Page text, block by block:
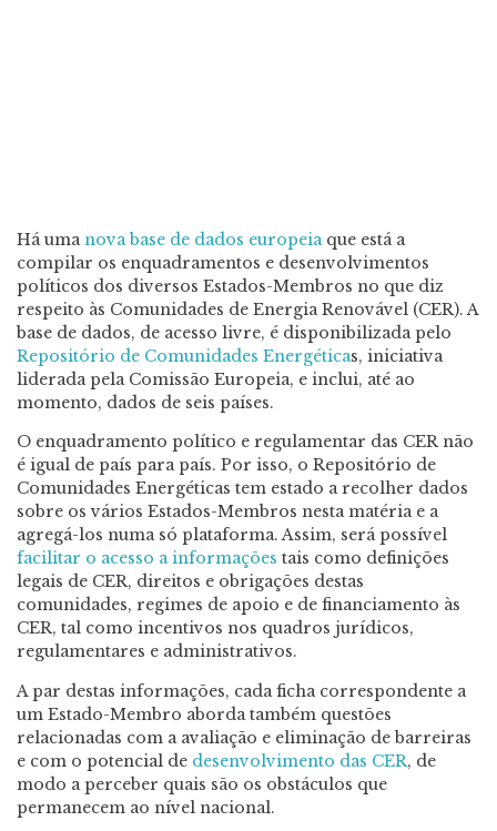
Há umanova base de dados europeiaque está a
compilar os enquadramentos e desenvolvimentos
políticos dos diversos Estados-Membros no que diz
respeito às Comunidades de Energia Renovável (CER). A
base de dados, de acesso livre, é disponibilizada pelo
Repositório de Comunidades Energéticas, iniciativa
liderada pela Comissão Europeia, e inclui, até ao
momento, dados de seis países.
O enquadramento político e regulamentar das CER não
é igual de país para país. Por isso, o Repositório de
Comunidades Energéticas tem estado a recolher dados
sobre os vários Estados-Membros nesta matéria e a
agregá-los numa só plataforma. Assim, será possível
facilitar o acesso a informações tais como definições
legais de CER, direitos e obrigações destas
comunidades, regimes de apoio e de financiamento às
CER, tal como incentivos nos quadros jurídicos,
regulamentares e administrativos.
A par destas informações, cada ficha correspondente a
um Estado-Membro aborda também questões
relacionadas com a avaliação e eliminação de barreiras
e com o potencial de desenvolvimento das CER, de
modo a perceber quais são os obstáculos que
permanecem ao nível nacional.